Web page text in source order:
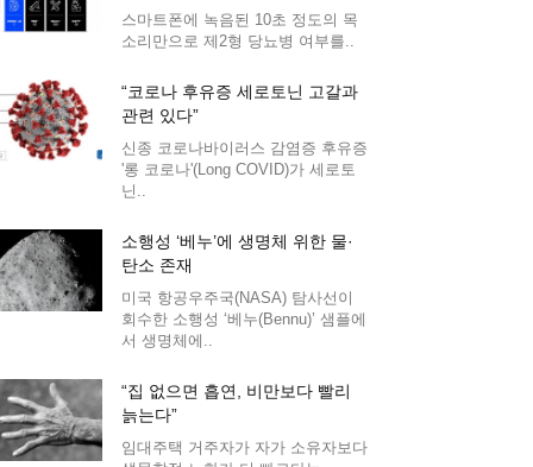
스마트폰에 녹음된 10초 정도의 목
소리만으로 제2형 당뇨병 여부를..
“코로나 후유증 세로토닌 고갈과
관련 있다”
신종 코로나바이러스 감염증 후유증
'롱 코로나'(Long COVID)가 세로토
닌..
소행성 ‘베누’에 생명체 위한 물·
탄소 존재
미국 항공우주국(NASA) 탐사선이
회수한 소행성 ‘베누(Bennu)’ 샘플에
서 생명체에..
“집 없으면 흡연, 비만보다 빨리
늙는다”
임대주택 거주자가 자가 소유자보다